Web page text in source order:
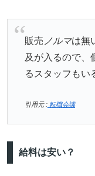
販売 ノルマは無
及が入るので、
るスタッフもい
引用元 :転職会議
給料は安い？